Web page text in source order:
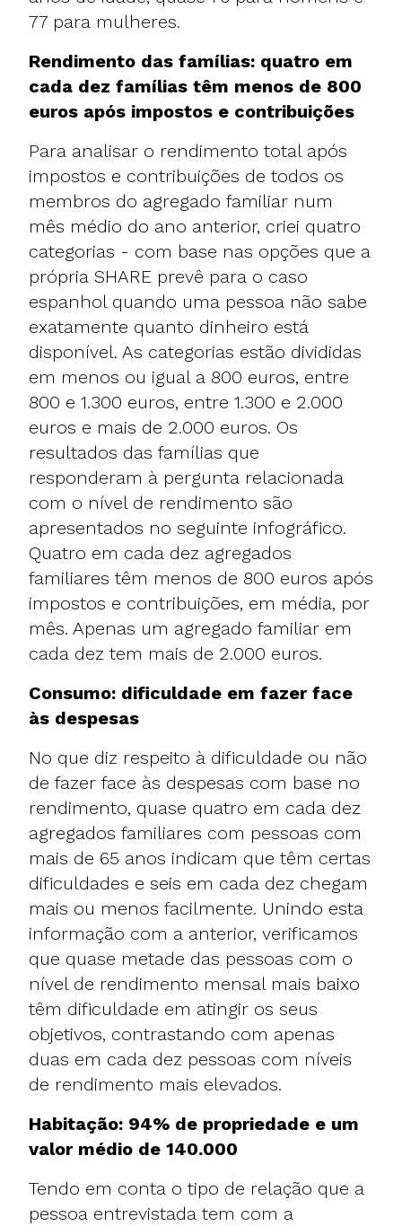
77 para mulheres.
Rendimento das famílias: quatro em
cada dez famílias têm menos de 800
euros após impostos e contribuições
Para analisar o rendimento total após
impostos e contribuições de todos os
membros do agregado familiar num
mês médio do ano anterior, criei quatro
categorias - com base nas opções que a
própria SHARE prevê para o caso
espanhol quando uma pessoa não sabe
exatamente quanto dinheiro está
disponível. As categorias estão divididas
em menos ou igual a 800 euros, entre
800 e 1.300 euros, entre 1.300 e 2.000
euros e mais de 2.000 euros. Os
resultados das famílias que
responderam à pergunta relacionada
com o nível de rendimento são
apresentados no seguinte infográfico.
Quatro em cada dez agregados
familiares têm menos de 800 euros após
impostos e contribuições, em média, por
mês. Apenas um agregado familiar em
cada dez tem mais de 2.000 euros.
Consumo: dificuldade em fazer face
às despesas
No que diz respeito à dificuldade ou não
de fazer face às despesas com base no
rendimento, quase quatro em cada dez
agregados familiares com pessoas com
mais de 65 anos indicam que têm certas
dificuldades e seis em cada dez chegam
mais ou menos facilmente. Unindo esta
informação com a anterior, verificamos
que quase metade das pessoas com o
nível de rendimento mensal mais baixo
têm dificuldade em atingir os seus
objetivos, contrastando com apenas
duas em cada dez pessoas com níveis
de rendimento mais elevados.
Habitação: 94% de propriedade e um
valor médio de 140.000
Tendo em conta o tipo de relação que a
pessoa entrevistada tem com a